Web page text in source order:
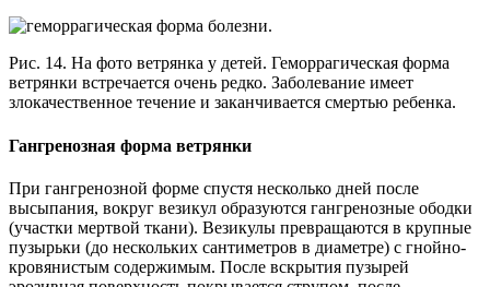
Рис. 14. На фото ветрянка у детей. Геморрагическая форма
ветрянки встречается очень редко. Заболевание имеет
злокачественное течение и заканчивается смертью ребенка.
Гангренозная форма ветрянки
При гангренозной форме спустя несколько дней после
высыпания, вокруг везикул образуются гангренозные ободки
(участки мертвой ткани). Везикулы превращаются в крупные
пузырьки (до нескольких сантиметров в диаметре) с гнойно-
кровянистым содержимым. После вскрытия пузырей